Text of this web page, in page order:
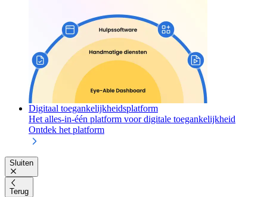
Digitaal toegankelijkheidsplatform
Het alles-in-één platform voor digitale toegankelijkheid
Ontdek het platform
Sluiten
Terug